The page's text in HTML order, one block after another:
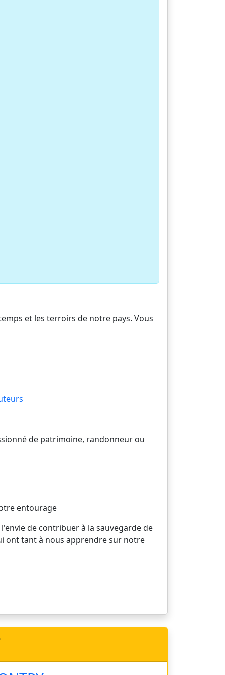
et les terroirs de notre pays. Vous
de patrimoine, randonneur ou
entourage
de contribuer à la sauvegarde de
ont tant à nous apprendre sur notre